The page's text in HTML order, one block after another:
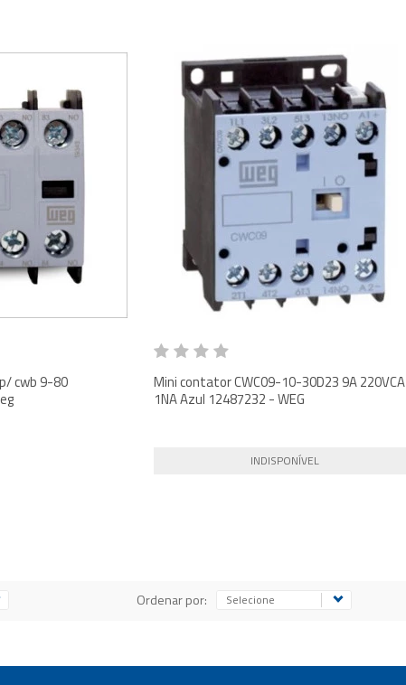
cwb 9-80
Mini contator CWC09-10-30D23 9A 220VCA
1NA Azul 12487232 - WEG
INDISPONÍVEL
Ordenar por: